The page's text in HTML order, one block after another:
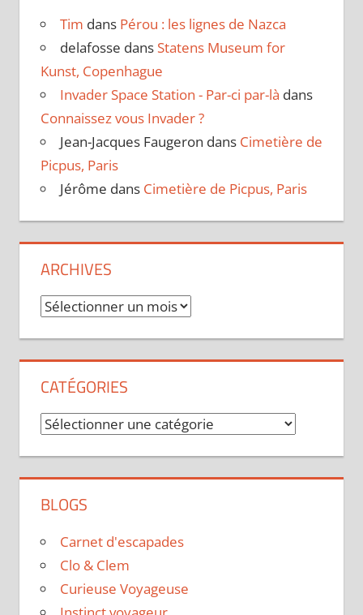
Tim dans Pérou : les lignes de Nazca
delafosse dans Statens Museum for
Kunst, Copenhague
Invader Space Station - Par-ci par-là dans
Connaissez vous Invader ?
Jean-Jacques Faugeron dans Cimetière de
Picpus, Paris
Jérôme dans Cimetière de Picpus, Paris
ARCHIVES
Archives
CATÉGORIES
Catégories
BLOGS
Carnet d'escapades
Clo & Clem
Curieuse Voyageuse